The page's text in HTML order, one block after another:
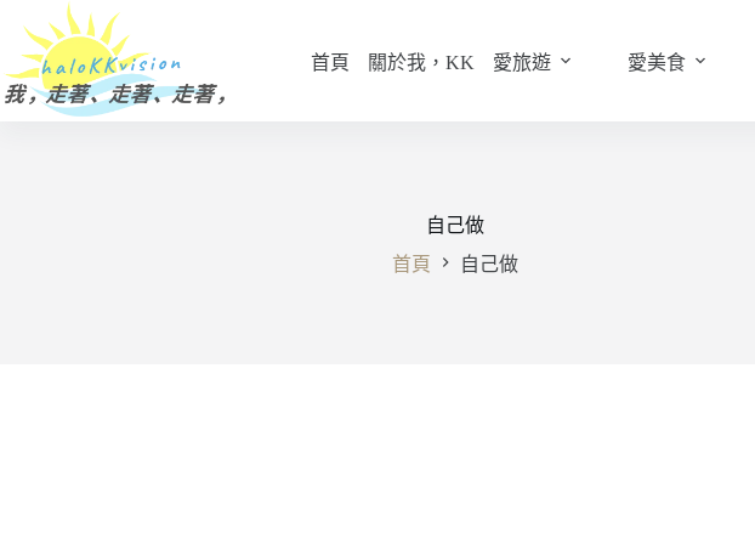
主
要
首頁 關於我，KK 愛旅遊 愛美食
自己做
首頁
自己做